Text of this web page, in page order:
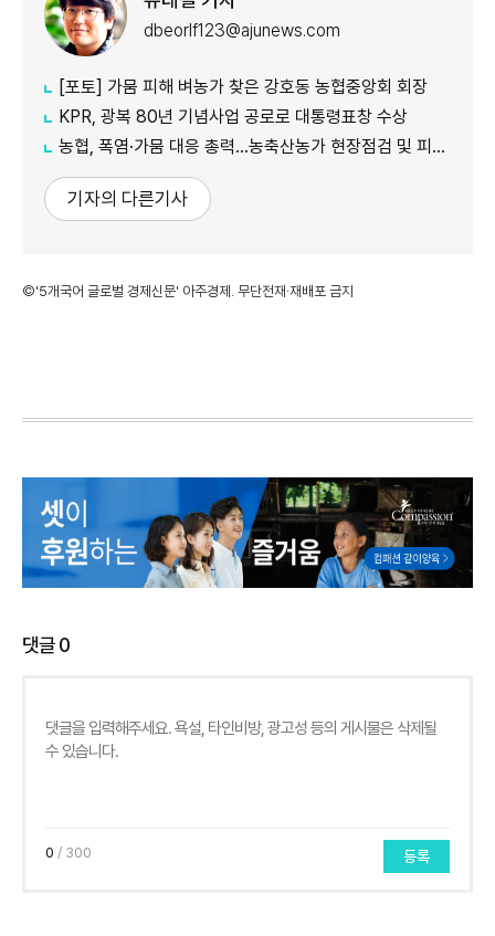
dbeorlf123@ajunews.com
[포토] 가뭄 피해 벼농가 찾은 강호동 농협중앙회 회장
KPR, 광복 80년 기념사업 공로로 대통령표창 수상
농협, 폭염·가뭄 대응 총력...농축산농가 현장점검 및 피해 예방 강화
기자의 다른기사
©'5개국어 글로벌 경제신문' 아주경제. 무단전재·재배포 금지
댓글0
0 / 300 등록